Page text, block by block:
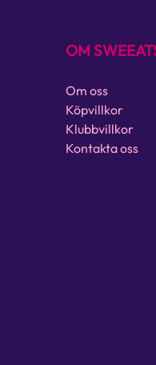
OM
Om oss
Köpvillkor
Klubbvillkor
Kontakta oss